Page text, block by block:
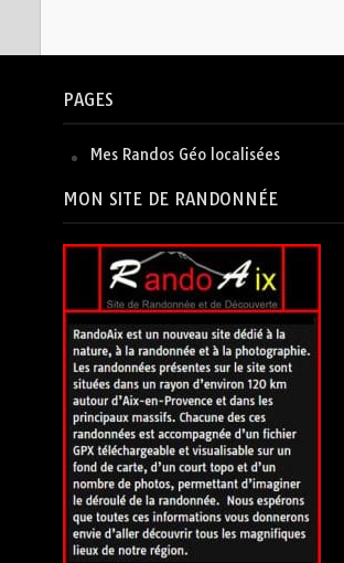
PAGES
Mes Randos Géo localisées
MON SITE DE RANDONNÉE